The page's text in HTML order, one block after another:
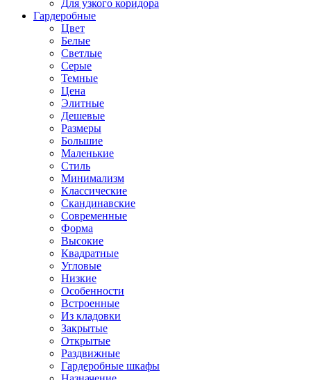
Для узкого коридора
Гардеробные
Цвет
Белые
Светлые
Серые
Темные
Цена
Элитные
Дешевые
Размеры
Большие
Маленькие
Стиль
Минимализм
Классические
Скандинавские
Современные
Форма
Высокие
Квадратные
Угловые
Низкие
Особенности
Встроенные
Из кладовки
Закрытые
Открытые
Раздвижные
Гардеробные шкафы